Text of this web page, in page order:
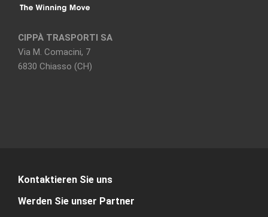
CIPPÀ TRASPORTI SA
Via M. Comacini, 7
6830 Chiasso (CH)
Kontaktieren Sie uns
Werden Sie unser Partner